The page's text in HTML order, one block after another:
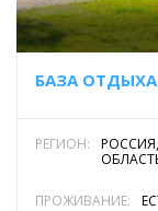
БАЗА
РЕГИОН:
ПРОЖИВАНИЕ: